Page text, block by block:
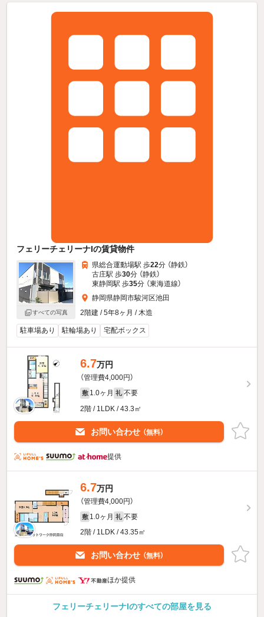
フェリーチェリーナIの賃貸物件
すべての写真
県総合運動場駅 歩22分 （静鉄）
古庄駅 歩30分 （静鉄）
東静岡駅 歩35分 （東海道線）
静岡県静岡市駿河区池田
2階建 / 5年8ヶ月 / 木造
駐車場あり 駐輪場あり 宅配ボックス
6.7万円
（管理費4,000円）
敷 1.0ヶ月 礼 不要
2階 / 1LDK / 43.3㎡
お問い合わせ （無料）
提供
6.7万円
（管理費4,000円）
敷 1.0ヶ月 礼 不要
2階 / 1LDK / 43.35㎡
お問い合わせ （無料）
ほか提供
フェリーチェリーナIのすべての部屋を見る